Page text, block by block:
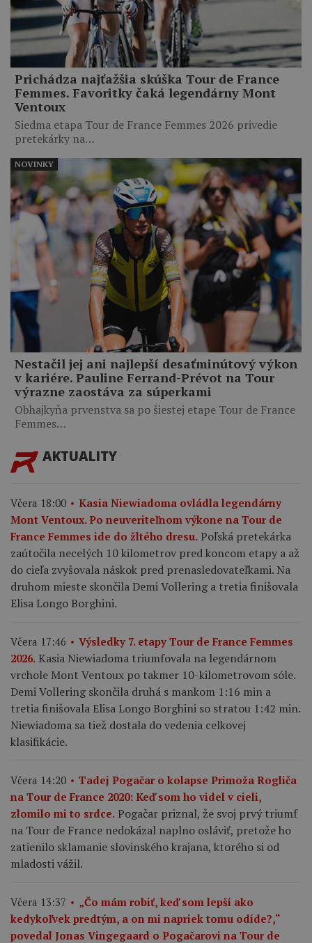
Prichádza najťažšia skúška Tour de France
Femmes. Favoritky čaká legendárny Mont
Ventoux
Siedma etapa Tour de France Femmes 2026 privedie
pretekárky na…
Nestačil jej ani najlepší desaťminútový výkon
v kariére. Pauline Ferrand-Prévot na Tour
výrazne zaostáva za súperkami
Obhajkyňa prvenstva sa po šiestej etape Tour de France
Femmes…
NOVINKY
AKTUALITY
Včera 18:00
Kasia Niewiadoma ovládla legendárny
Mont Ventoux. Po neuveriteľnom výkone na Tour de
France Femmes ide do žltého dresu. Poľská pretekárka
zaútočila necelých 10 kilometrov pred koncom etapy a až
do cieľa zvyšovala náskok pred prenasledovateľkami. Na
druhom mieste skončila Demi Vollering a tretia finišovala
Elisa Longo Borghini.
Včera 17:46
Výsledky 7. etapy Tour de France Femmes
2026. Kasia Niewiadoma triumfovala na legendárnom
vrchole Mont Ventoux po takmer 10-kilometrovom sóle.
Demi Vollering skončila druhá s mankom 1:16 min a
tretia finišovala Elisa Longo Borghini so stratou 1:42 min.
Niewiadoma sa tiež dostala do vedenia celkovej
klasifikácie.
Včera 14:20
Tadej Pogačar o kolapse Primoža Rogliča
na Tour de France 2020: Keď som ho videl v cieli,
zlomilo mi to srdce. Pogačar priznal, že svoj prvý triumf
na Tour de France nedokázal naplno osláviť, pretože ho
zatienilo sklamanie slovinského krajana, ktorého si od
mladosti vážil.
Včera 13:37
„Čo mám robiť, keď som lepší ako
kedykoľvek predtým, a on mi napriek tomu odíde?,“
povedal Jonas Vingegaard o Pogačarovi na Tour de